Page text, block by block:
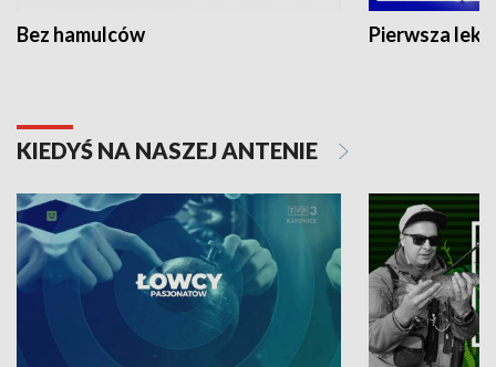
Bez hamulców Pierwsza
KIEDYŚ NA NASZEJ ANTENIE